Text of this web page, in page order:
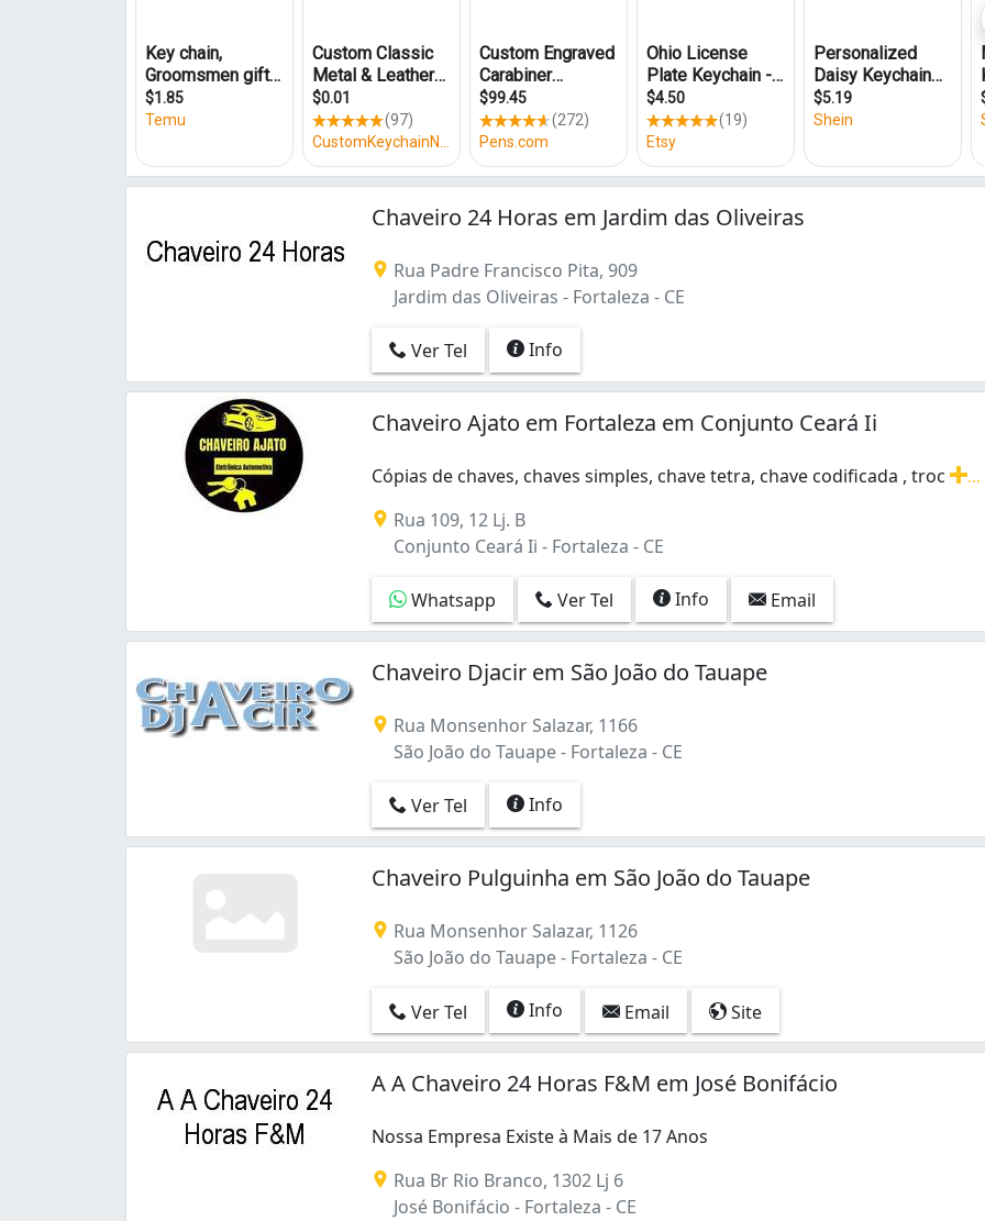
Cambeba (2)
Carlito Pamplona (1)
Centro (30)
Cidade dos Funcionários (9)
Conjunto Ceará Ii (2)
Edson Queiroz (1)
Ellery (1)
Engenheiro Luciano Cavalcante (1)
Farias Brito (5)
Fátima (4)
Itaperi (1)
José Bonifácio (6)
Jóquei Clube (2)
Lagoa Redonda (3)
Montese (6)
Parquelândia (4)
Pici (1)
Praia de Iracema (1)
Prefeito José Walter (3)
Chaveiro 24 Horas em Jardim das Oliveiras
Rua Padre Francisco Pita, 909
Jardim das Oliveiras - Fortaleza - CE
Ver Tel Info
Chaveiro Ajato em Fortaleza em Conjunto Ceará Ii
Cópias de chaves, chaves simples, chave tetra, chave codificada , troc
Rua 109, 12 Lj. B
Conjunto Ceará Ii - Fortaleza - CE
Whatsapp Ver Tel Info Email
Chaveiro Djacir em São João do Tauape
Rua Monsenhor Salazar, 1166
São João do Tauape - Fortaleza - CE
Ver Tel Info
Chaveiro Pulguinha em São João do Tauape
Rua Monsenhor Salazar, 1126
São João do Tauape - Fortaleza - CE
Ver Tel Info Email Site
A A Chaveiro 24 Horas F&M em José Bonifácio
Nossa Empresa Existe à Mais de 17 Anos
Rua Br Rio Branco, 1302 Lj 6
José Bonifácio - Fortaleza - CE